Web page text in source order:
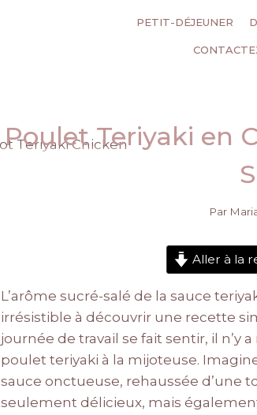
PETIT-DÉJEUNER
Poulet Teriyaki en
Par
Aller à la
L’arôme sucré-salé de la sauce
irrésistible à découvrir une recette
journée de travail se fait sentir, il n’y
poulet teriyaki à la mijoteuse.
sauce onctueuse, rehaussée d’une
seulement délicieux, mais